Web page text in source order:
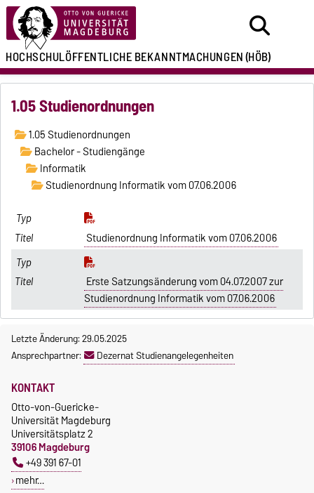
HOCHSCHULÖFFENTLICHEBEKANNTMACHUNGEN(HÖB)
1.05 Studienordnungen
1.05 Studienordnungen
Bachelor - Studiengänge
Informatik
Studienordnung Informatik vom 07.06.2006
Studienordnung Informatik vom 07.06.2006
Erste Satzungsänderung vom 04.07.2007 zur
Studienordnung Informatik vom 07.06.2006
Letzte Änderung: 29.05.2025
Ansprechpartner:
Dezernat Studienangelegenheiten
KONTAKT
Otto-von-Guericke-
Universität Magdeburg
Universitätsplatz 2
39106 Magdeburg
+49 391 67-01
mehr…